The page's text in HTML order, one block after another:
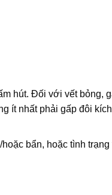
hút. Đối với vết bỏng,
ít nhất phải gấp đôi
bẩn, hoặc tình trạng